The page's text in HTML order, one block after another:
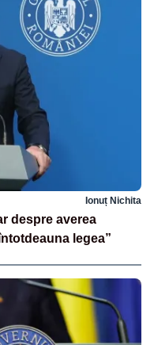
Ionuț Nichita
despre averea
legea”